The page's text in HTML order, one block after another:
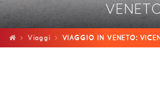
Viaggi VIAGGIO IN VENETO: